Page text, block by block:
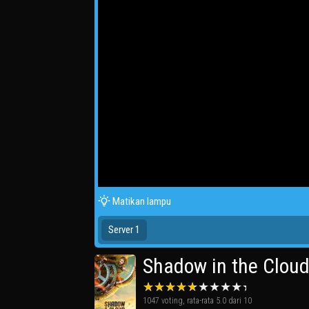
Matikan lampu
Server 1
Shadow in the Cloud
1047 voting, rata-rata 5.0 dari 10